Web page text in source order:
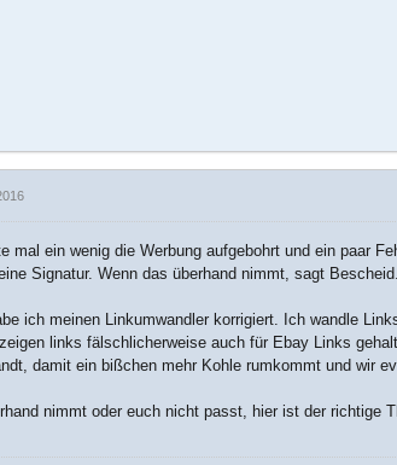
mal ein wenig die Werbung aufgebohrt und ein paar
Signatur. Wenn das überhand nimmt, sagt Bescheid.
ich meinen Linkumwandler korrigiert. Ich wandle
links fälschlicherweise auch für Ebay Links
damit ein bißchen mehr Kohle rumkommt und wir
nimmt oder euch nicht passt, hier ist der richtige